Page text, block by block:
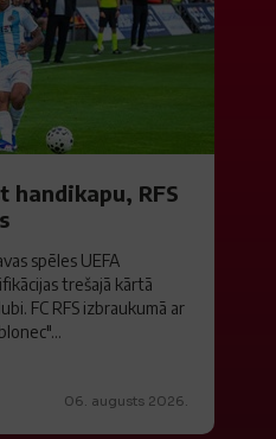
handikapu, RFS
spēles UEFA
trešajā kārtā
FC RFS izbraukumā ar
06. augusts 2026.